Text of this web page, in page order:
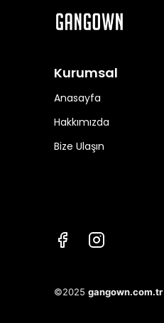
Kurumsal
Anasayfa
Hakkımızda
Bize Ulaşın
©2025 gangown.com.tr